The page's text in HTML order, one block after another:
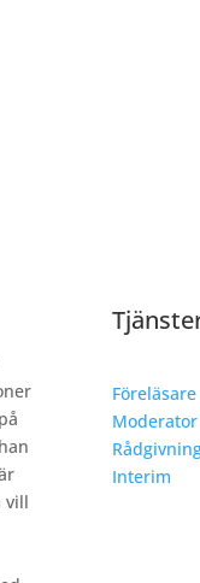
vill
Föreläsare
Moderator
Interim